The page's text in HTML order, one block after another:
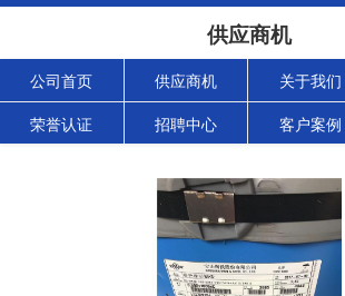
供应商机
公司首页 供应商机 关于我们
荣誉认证 招聘中心 客户案例